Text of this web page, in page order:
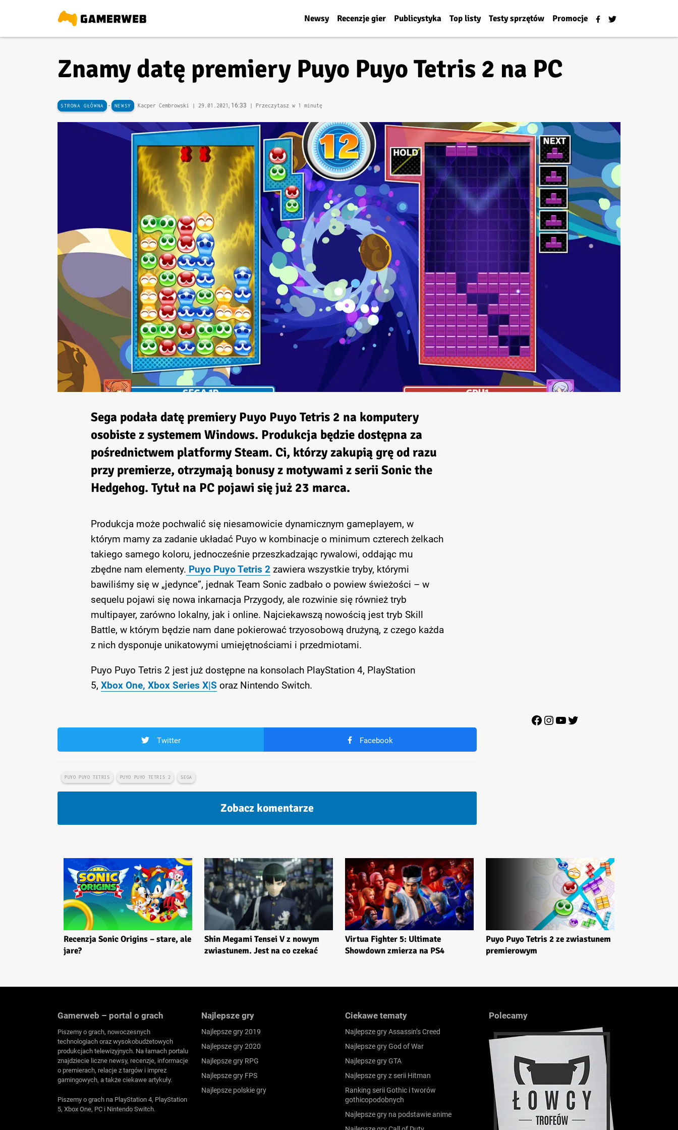
Newsy Recenzje gier Publicystyka Top listy Testy sprzętów Promocje
Znamy datę premiery Puyo Puyo Tetris 2 na PC
STRONA GŁÓWNA - NEWSY Kacper Cembrowski | 29.01.2021, 16:33 | Przeczytasz w 1 minutę
Sega podała datę premiery Puyo Puyo Tetris 2 na komputery
osobiste z systemem Windows. Produkcja będzie dostępna za
pośrednictwem platformy Steam. Ci, którzy zakupią grę od razu
przy premierze, otrzymają bonusy z motywami z serii Sonic the
Hedgehog. Tytuł na PC pojawi się już 23 marca.
Produkcja może pochwalić się niesamowicie dynamicznym gameplayem, w
którym mamy za zadanie układać Puyo w kombinacje o minimum czterech żelkach
takiego samego koloru, jednocześnie przeszkadzając rywalowi, oddając mu
zbędne nam elementy. Puyo Puyo Tetris 2zawiera wszystkie tryby, którymi
bawiliśmy się w „jedynce”, jednak Team Sonic zadbało o powiew świeżości – w
sequelu pojawi się nowa inkarnacja Przygody, ale rozwinie się również tryb
multipayer, zarówno lokalny, jak i online. Najciekawszą nowością jest tryb Skill
Battle, w którym będzie nam dane pokierować trzyosobową drużyną, z czego każda
z nich dysponuje unikatowymi umiejętnościami i przedmiotami.
Puyo Puyo Tetris 2 jest już dostępne na konsolach PlayStation 4, PlayStation
5, Xbox One, Xbox Series X|S oraz Nintendo Switch.
Twitter Facebook
PUYO PUYO TETRIS PUYO PUYO TETRIS 2 SEGA
Zobacz komentarze
Facebook
Instagram
YouTube
Twitter
Recenzja Sonic Origins – stare, ale
jare?
Shin Megami Tensei V z nowym
zwiastunem. Jest na co czekać
Virtua Fighter 5: Ultimate
Showdown zmierza na PS4
Puyo Puyo Tetris 2 ze zwiastunem
premierowym
Gamerweb – portal o grach
Piszemy o grach, nowoczesnych
technologiach oraz wysokobudżetowych
produkcjach telewizyjnych. Na łamach portalu
znajdziecie liczne newsy, recenzje, informacje
o premierach, relacje z targów i imprez
gamingowych, a także ciekawe artykuły.
Piszemy o grach na PlayStation 4, PlayStation
5, Xbox One, PC i Nintendo Switch.
Najlepsze gry
Najlepsze gry 2019
Najlepsze gry 2020
Najlepsze gry RPG
Najlepsze gry FPS
Najlepsze polskie gry
Ciekawe tematy
Najlepsze gry Assassin’s Creed
Najlepsze gry God of War
Najlepsze gry GTA
Najlepsze gry z serii Hitman
Ranking serii Gothic i tworów
gothicopodobnych
Najlepsze gry na podstawie anime
Polecamy